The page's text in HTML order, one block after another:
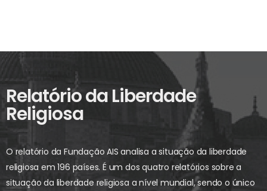
Relatório da Liberdade
Religiosa
O relatório da Fundação AIS analisa a situação da liberdade
religiosa em 196 países. É um dos quatro relatórios sobre a
situação da liberdade religiosa a nível mundial, sendo o único